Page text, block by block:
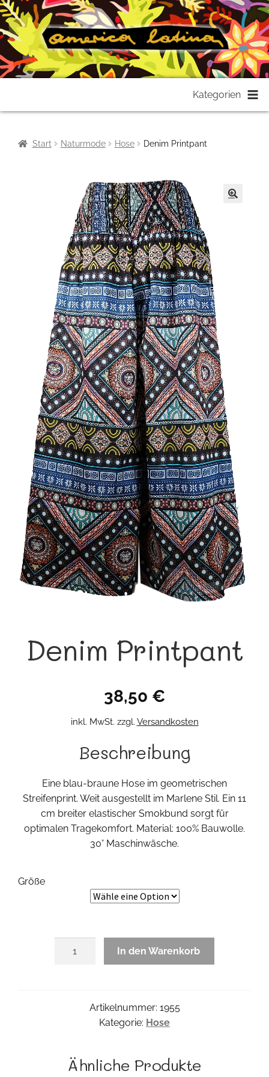
springen
springen
Kategorien
Start Naturmode Hose Denim Printpant
Denim Printpant
38,50 €
inkl. MwSt. zzgl. Versandkosten
Beschreibung
Eine blau-braune Hose im geometrischen
Streifenprint. Weit ausgestellt im Marlene Stil. Ein 11
cm breiter elastischer Smokbund sorgt für
optimalen Tragekomfort. Material: 100% Bauwolle.
30° Maschinwäsche.
Größe
In den Warenkorb
Artikelnummer: 1955
Kategorie: Hose
Ähnliche Produkte